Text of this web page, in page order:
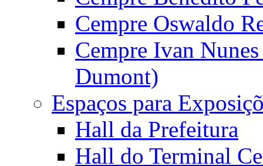
Cempre Oswaldo
Cempre Ivan
Dumont)
Espaços para
Hall da Prefeitura
Hall do Terminal